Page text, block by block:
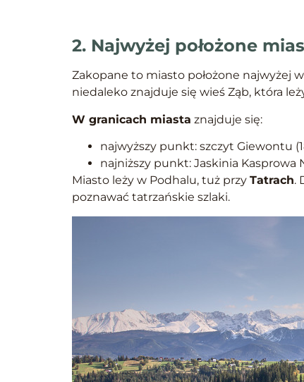
2. Najwyżej położone
Zakopane to miasto położone najwyżej
niedaleko znajduje się wieś Ząb, która
W granicach miasta znajduje się:
najwyższy punkt: szczyt Giewontu
najniższy punkt: Jaskinia Kasprowa
Miasto leży w Podhalu, tuż przy Tatrach.
poznawać tatrzańskie szlaki.